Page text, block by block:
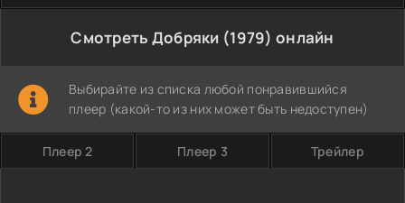
Смотреть Добряки (1979) онлайн
Выбирайте из списка любой понравившийся
плеер (какой-то из них может быть недоступен)
Плеер 2 Плеер 3 Трейлер